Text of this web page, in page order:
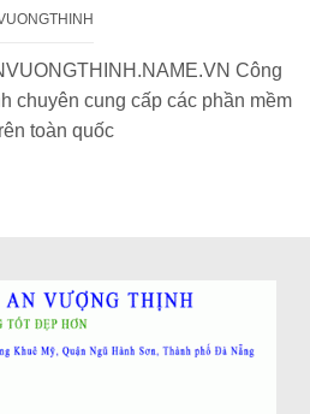
Công
chuyên cung cấp các phần mềm
toàn quốc